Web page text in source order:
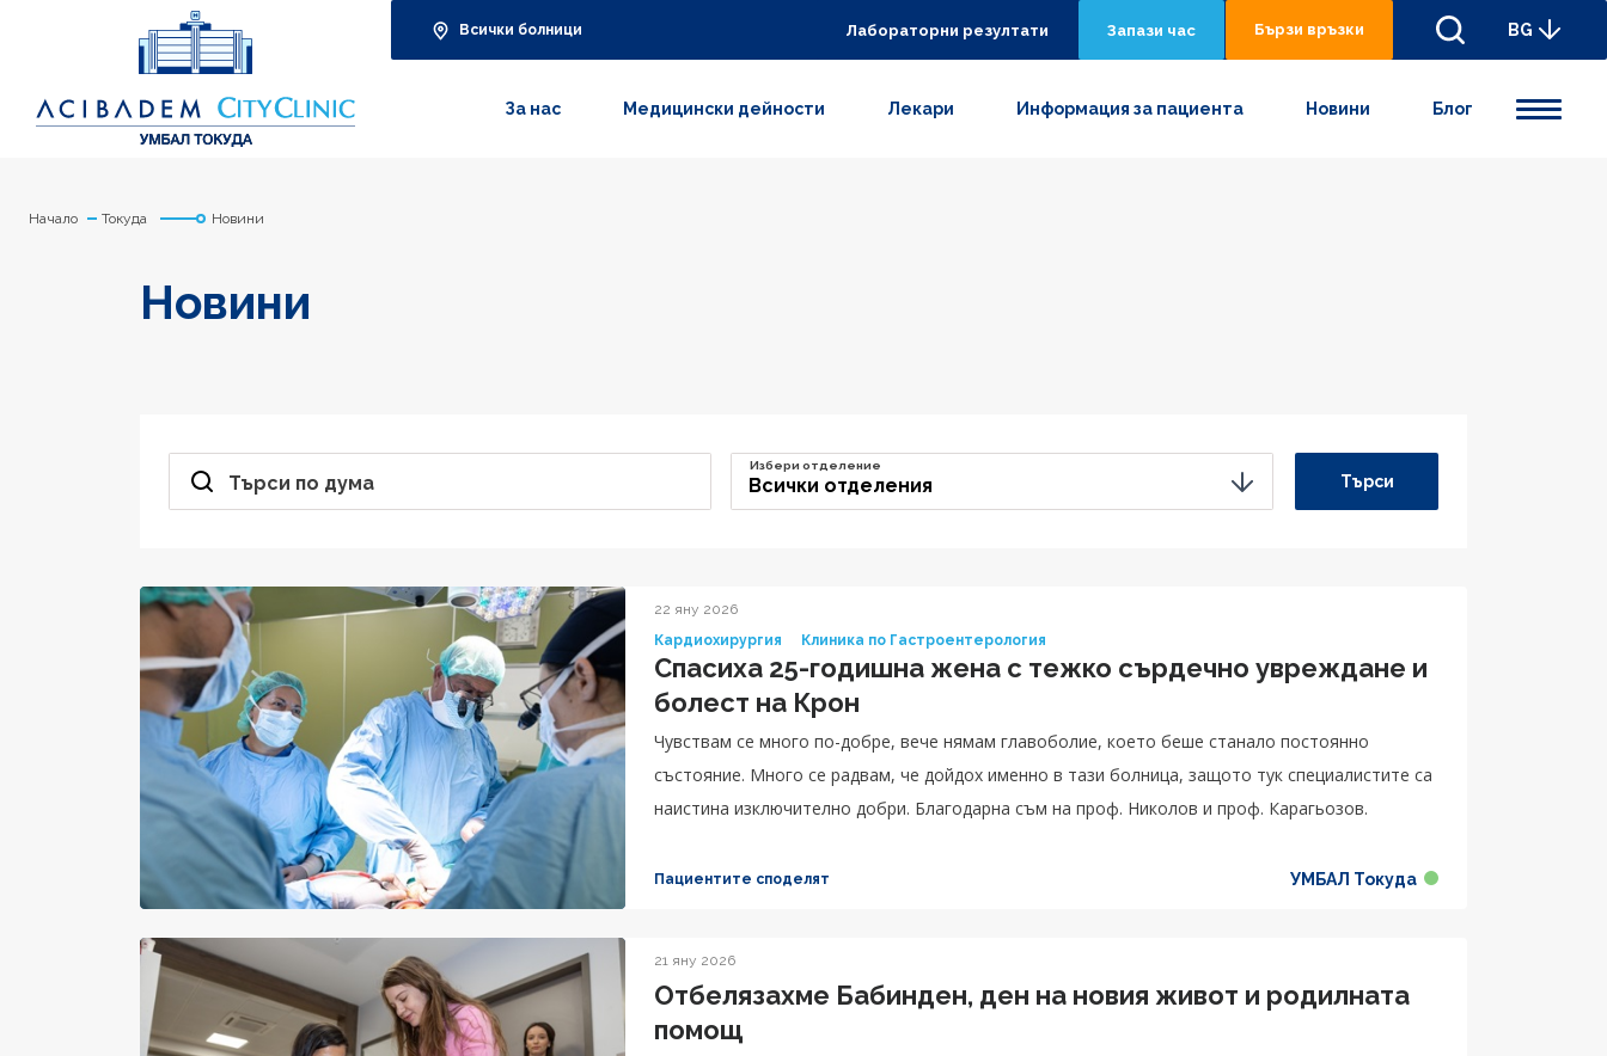
Всички болници Лабораторни резултати Запази час Бързи връзки BG
За нас Медицински дейности Лекари Информация за пациента Новини Блог
Начало Токуда Новини
Новини
Търси по дума Всички отделения
Избери отделение
Търси
22 яну 2026
Кардиохирургия
Клиника по Гастроентерология
Спасиха 25-годишна жена с тежко сърдечно увреждане и
болест на Крон
Чувствам се много по-добре, вече нямам главоболие, което беше станало постоянно
състояние. Много се радвам, че дойдох именно в тази болница, защото тук специалистите са
наистина изключително добри. Благодарна съм на проф. Николов и проф. Карагьозов.
Пациентите споделят УМБАЛ Токуда
21 яну 2026
Отбелязахме Бабинден, ден на новия живот и родилната
помощ